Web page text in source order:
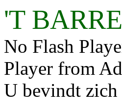
'T
No Flash
Player from
U bevindt zich